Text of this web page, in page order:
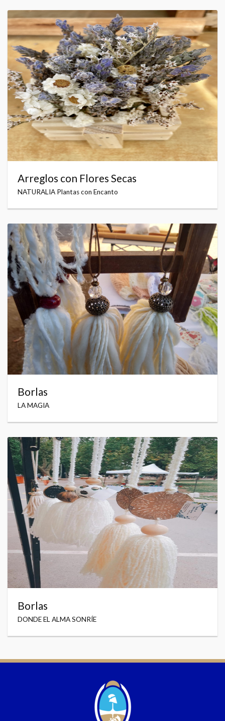
Arreglos con Flores Secas
NATURALIA Plantas con Encanto
Borlas
LA MAGIA
Borlas
DONDE EL ALMA SONRÍE